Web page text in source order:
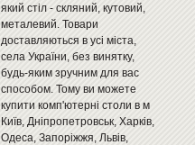
який стіл - скляний, кутовий,
металевий. Товари
доставляються в усі міста,
села України, без винятку,
будь-яким зручним для вас
способом. Тому ви можете
купити комп'ютерні столи в м
Київ, Дніпропетровськ, Харків,
Одеса, Запоріжжя, Львів,